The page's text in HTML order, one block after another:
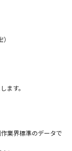
ます。
業界標準のデータで